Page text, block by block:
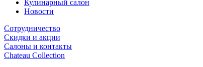
Кулинарный салон
Новости
Сотрудничество
Скидки и акции
Салоны и контакты
Chateau Collection